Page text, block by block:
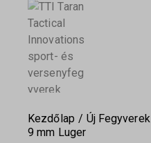
Kezdőlap Új Fegyverek
9 mm Luger